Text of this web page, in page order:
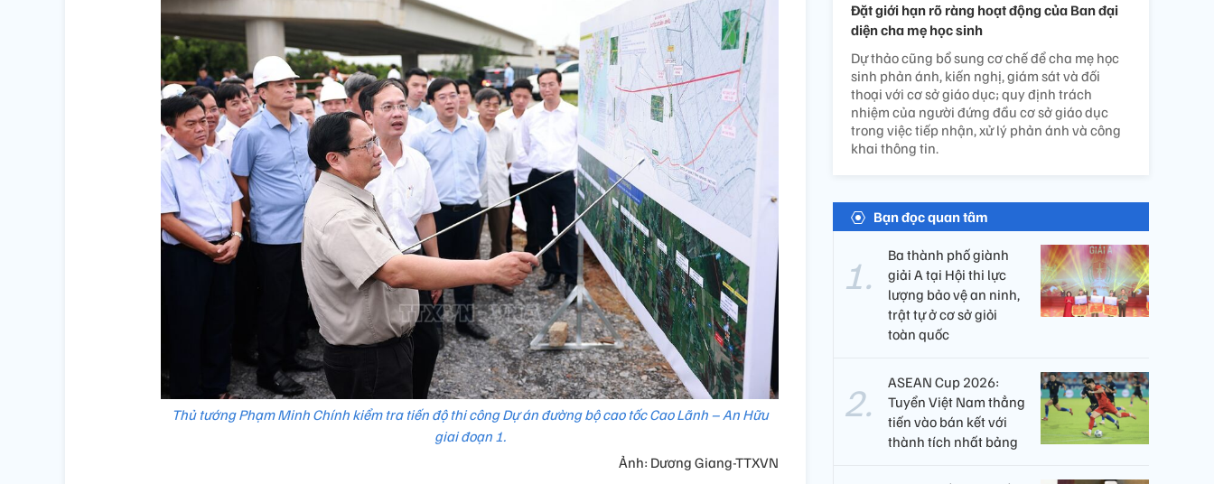
Thủ tướng Phạm Minh Chính kiểm tra tiến độ thi công Dự án đường bộ cao tốc Cao Lãnh – An Hữu
giai đoạn 1.
Ảnh: Dương Giang-TTXVN
Đặt giới hạn rõ ràng hoạt động của Ban đại
diện cha mẹ học sinh
Dự thảo cũng bổ sung cơ chế để cha mẹ học
sinh phản ánh, kiến nghị, giám sát và đối
thoại với cơ sở giáo dục; quy định trách
nhiệm của người đứng đầu cơ sở giáo dục
trong việc tiếp nhận, xử lý phản ánh và công
khai thông tin.
Bạn đọc quan tâm
Ba thành phố giành
giải A tại Hội thi lực
lượng bảo vệ an ninh,
trật tự ở cơ sở giỏi
toàn quốc
ASEAN Cup 2026:
Tuyển Việt Nam thẳng
tiến vào bán kết với
thành tích nhất bảng